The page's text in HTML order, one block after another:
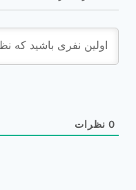
0 نظرات